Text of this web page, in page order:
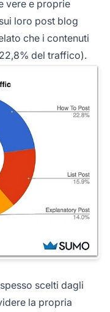
vere e proprie
loro post blog
che i contenuti
del traffico).
scelti dagli
la propria